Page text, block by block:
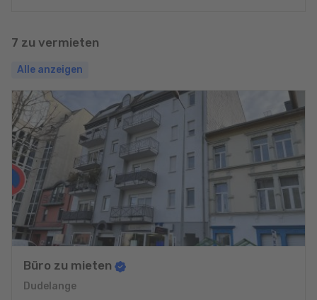
7 zu vermieten
Alle anzeigen
Büro zu mieten
Dudelange